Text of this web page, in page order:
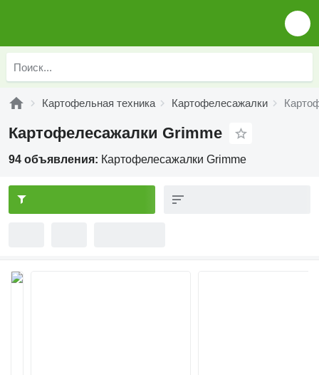
Картофельная техника Картофелесажалки
Картофелесажалки Grimme
94 объявления: Картофелесажалки Grimme